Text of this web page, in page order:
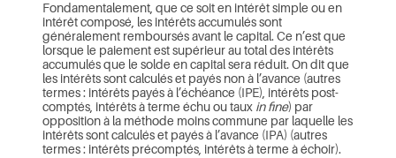
Fondamentalement, que ce soit en intérêt simple ou en
intérêt composé, les intérêts accumulés sont
généralement remboursés avant le capital. Ce n’est que
lorsque le paiement est supérieur au total des intérêts
accumulés que le solde en capital sera réduit. On dit que
les intérêts sont calculés et payés non à l’avance (autres
termes : intérêts payés à l’échéance (IPE), intérêts post-
comptés, intérêts à terme échu ou taux in fine) par
opposition à la méthode moins commune par laquelle les
intérêts sont calculés et payés à l’avance (IPA) (autres
termes : intérêts précomptés, intérêts à terme à échoir).